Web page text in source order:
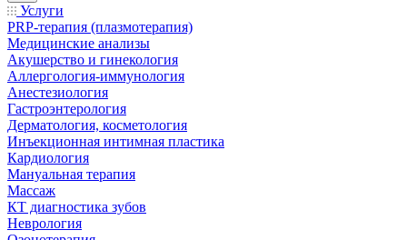
Услуги
PRP-терапия (плазмотерапия)
Медицинские анализы
Акушерство и гинекология
Аллергология-иммунология
Анестезиология
Гастроэнтерология
Дерматология, косметология
Инъекционная интимная пластика
Кардиология
Мануальная терапия
Массаж
КТ диагностика зубов
Неврология